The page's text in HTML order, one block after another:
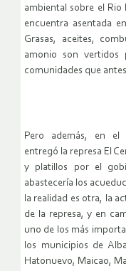
ambiental sobre el Rio
encuentra asentada
Grasas, aceites,
amonio son vertidos
comunidades que
Pero además, en el
entregó la represa El
y platillos por el
abastecería los
la realidad es otra, la
de la represa, y en
uno de los más
los municipios de
Hatonuevo, Maicao,